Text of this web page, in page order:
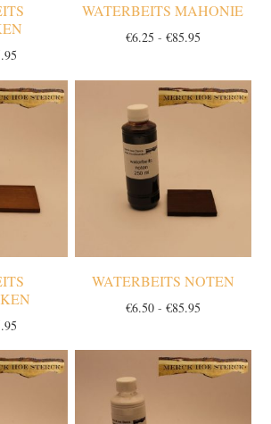
Prijsklasse:
tot
WATERBEITS MAHONIE
€6.25 - €85.95Prijsklasse:
tot
€85.95
Prijsklasse:
tot
WATERBEITS NOTEN
€6.50 - €85.95Prijsklasse:
tot
€85.95